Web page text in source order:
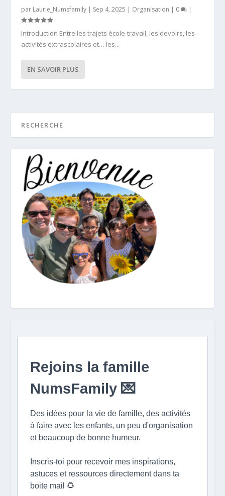
par Laurie_Numsfamily | Sep 4, 2025 | Organisation | 0 |
Introduction Entre les trajets école-travail, les devoirs, les
activités extrascolaires et… les...
EN SAVOIR PLUS
Rejoins la famille
NumsFamily 💌
Des idées pour la vie de famille, des activités
à faire avec les enfants, un peu d'organisation
et beaucoup de bonne humeur.
Inscris-toi pour recevoir mes inspirations,
astuces et ressources directement dans ta
boite mail 🌻